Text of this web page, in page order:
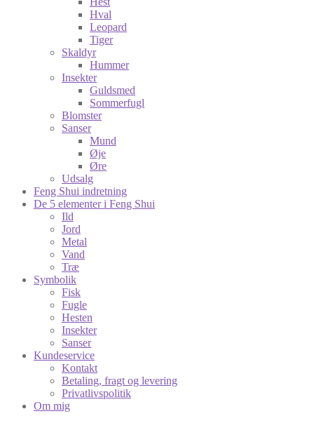
Hval
Leopard
Tiger
Skaldyr
Hummer
Insekter
Guldsmed
Sommerfugl
Blomster
Sanser
Mund
Øje
Øre
Udsalg
Feng Shui indretning
De 5 elementer i Feng Shui
Ild
Jord
Metal
Vand
Træ
Symbolik
Fisk
Fugle
Hesten
Insekter
Sanser
Kundeservice
Kontakt
Betaling, fragt og levering
Privatlivspolitik
Om mig